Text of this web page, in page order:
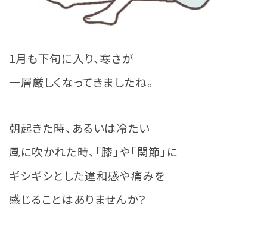
1月も下旬に入り、寒さが
一層厳しくなってきましたね。
朝起きた時、あるいは冷たい
風に吹かれた時、「膝」や「関節」に
ギシギシとした違和感や痛みを
感じることはありませんか？